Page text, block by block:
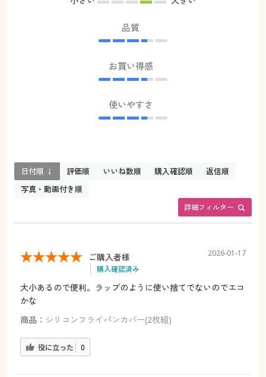
品質
お買い得感
使いやすさ
詳細フィルター
日付順 ↓ 評価順 いいね数順 購入確認順
返信順
写真・動画付き順
ご購入者様
購入確認済み
2026-01-17
大小あるので便利。ラップのように使い捨てでないのでエコ
かな
商品： シリコンフライパンカバー(2枚組)
役に立った 0